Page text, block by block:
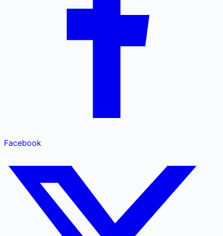
Facebook